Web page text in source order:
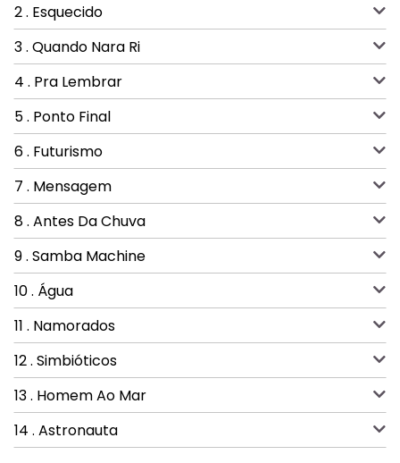
2 . Esquecido
3 . Quando Nara Ri
4 . Pra Lembrar
5 . Ponto Final
6 . Futurismo
7 . Mensagem
8 . Antes Da Chuva
9 . Samba Machine
10 . Água
11 . Namorados
12 . Simbióticos
13 . Homem Ao Mar
14 . Astronauta